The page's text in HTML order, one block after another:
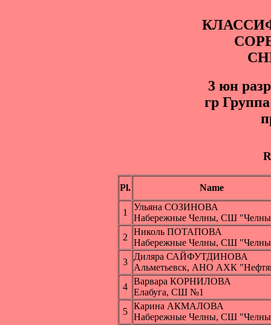
3 юн
гр
Pl. Name
1
Ульяна СОЗИНОВА
Набережные Челны, СШ
2
Николь ПОТАПОВА
Набережные Челны, СШ
3
Диляра САЙФУТДИНОВА
Альметьевск, АНО АХК
4
Варвара КОРНИЛОВА
Елабуга, СШ №1
5
Карина АКМАЛОВА
Набережные Челны, СШ